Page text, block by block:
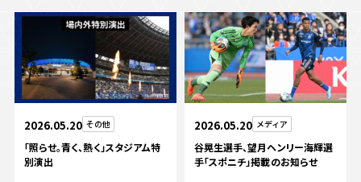
2026.05.20 その他
「照らせ。青く、熱く」スタジアム特
別演出
2026.05.20 メディア
谷晃生選手、望月ヘンリー海輝選
手「スポニチ」掲載のお知らせ